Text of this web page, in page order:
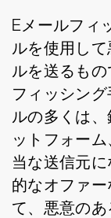
Eメールフィ
ルを使用し
ルを送るも
フィッシン
ルの多くは
ットフォー
当な送信元
的なオファ
て、悪意のあ